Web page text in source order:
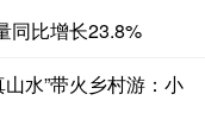
同比增长23.8%
水”带火乡村游：小